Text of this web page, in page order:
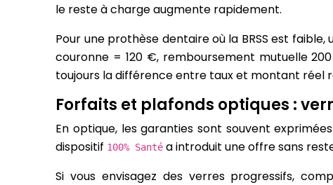
le reste à charge augmente rapidement.
Pour une prothèse dentaire où la BRSS est
couronne = 120 €, remboursement mutuelle
toujours la différence entre taux et montant réel
Forfaits et plafonds optiques :
En optique, les garanties sont souvent
dispositif 100% Santé a introduit une offre sans
Si vous envisagez des verres progressifs,